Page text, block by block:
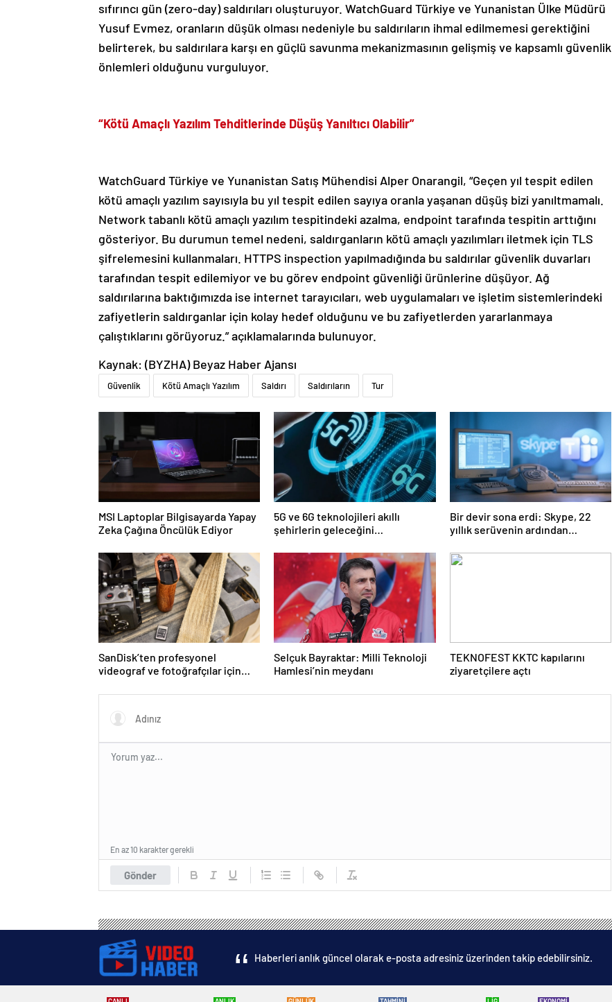
sıfırıncı gün (zero-day) saldırıları oluşturuyor. WatchGuard Türkiye ve Yunanistan Ülke Müdürü
Yusuf Evmez, oranların düşük olması nedeniyle bu saldırıların ihmal edilmemesi gerektiğini
belirterek, bu saldırılara karşı en güçlü savunma mekanizmasının gelişmiş ve kapsamlı güvenlik
önlemleri olduğunu vurguluyor.
“Kötü Amaçlı Yazılım Tehditlerinde Düşüş Yanıltıcı Olabilir”
WatchGuard Türkiye ve Yunanistan Satış Mühendisi Alper Onarangil, “Geçen yıl tespit edilen
kötü amaçlı yazılım sayısıyla bu yıl tespit edilen sayıya oranla yaşanan düşüş bizi yanıltmamalı.
Network tabanlı kötü amaçlı yazılım tespitindeki azalma, endpoint tarafında tespitin arttığını
gösteriyor. Bu durumun temel nedeni, saldırganların kötü amaçlı yazılımları iletmek için TLS
şifrelemesini kullanmaları. HTTPS inspection yapılmadığında bu saldırılar güvenlik duvarları
tarafından tespit edilemiyor ve bu görev endpoint güvenliği ürünlerine düşüyor. Ağ
saldırılarına baktığımızda ise internet tarayıcıları, web uygulamaları ve işletim sistemlerindeki
zafiyetlerin saldırganlar için kolay hedef olduğunu ve bu zafiyetlerden yararlanmaya
çalıştıklarını görüyoruz.” açıklamalarında bulunuyor.
Kaynak: (BYZHA) Beyaz Haber Ajansı
Güvenlik Kötü Amaçlı Yazılım Saldırı Saldırıların Tur
MSI Laptoplar Bilgisayarda Yapay
Zeka Çağına Öncülük Ediyor
5G ve 6G teknolojileri akıllı
şehirlerin geleceğini
Bir devir sona erdi: Skype, 22
yıllık serüvenin ardından
SanDisk’ten profesyonel
videograf ve fotoğrafçılar için
Selçuk Bayraktar: Milli Teknoloji
Hamlesi’nin meydanı
TEKNOFEST KKTC kapılarını
ziyaretçilere açtı
Gönder
En az 10 karakter gerekli
Haberleri anlık güncel olarak e-posta adresiniz üzerinden takip edebilirsiniz.